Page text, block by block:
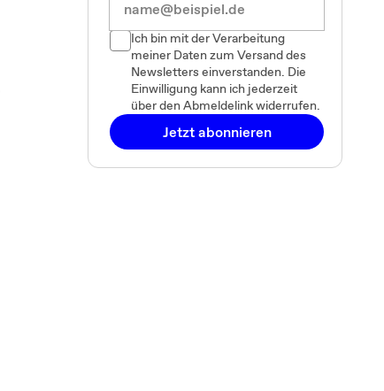
Ich bin mit der Verarbeitung
meiner Daten zum Versand des
Newsletters einverstanden. Die
Einwilligung kann ich jederzeit
über den Abmeldelink widerrufen.
Jetzt abonnieren